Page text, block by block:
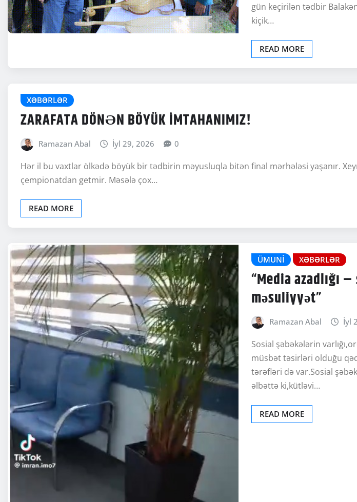
gün keçirilən tədbir
kiçik…
READ MORE
XƏBƏRLƏR
ZARAFATA DÖNƏN BÖYÜK İMTAHANIMIZ!
Ramazan Abal İyl 29, 2026 0
Hər il bu vaxtlar ölkədə böyük bir tədbirin məyusluqla bitən final mərhələsi yaşanır.
çempionatdan getmir. Məsələ çox…
READ MORE
ÜMUNI XƏBƏRLƏR
“Media azadlığı
məsuliyyət”
Ramazan Abal İyl
Sosial şəbəkələrin
müsbət təsirləri olduğu
tərəfləri də var.Sosial
əlbəttə ki,kütləvi…
READ MORE